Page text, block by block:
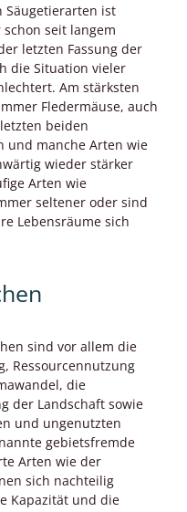
Säugetierarten ist
seit langem
letzten Fassung der
die Situation vieler
Am stärksten
Fledermäuse, auch
beiden
und manche Arten wie
wieder stärker
Arten wie
seltener oder sind
Lebensräume sich
sind vor allem die
Ressourcennutzung
die
der Landschaft sowie
und ungenutzten
gebietsfremde
Arten wie der
sich nachteilig
Kapazität und die